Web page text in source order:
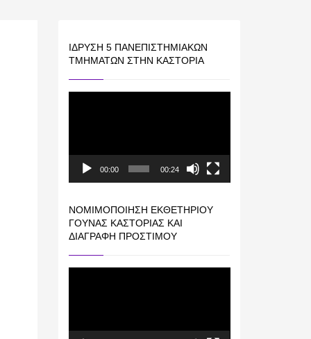
ΊΔΡΥΣΗ 5 ΠΑΝΕΠΙΣΤΗΜΙΑΚΏΝ
ΤΜΗΜΆΤΩΝ ΣΤΗΝ ΚΑΣΤΟΡΙΆ
00:00 00:24
ΝΟΜΙΜΟΠΟΊΗΣΗ ΕΚΘΕΤΗΡΊΟΥ
ΓΟΎΝΑΣ ΚΑΣΤΟΡΙΆΣ ΚΑΙ
ΔΙΑΓΡΑΦΉ ΠΡΟΣΤΊΜΟΥ